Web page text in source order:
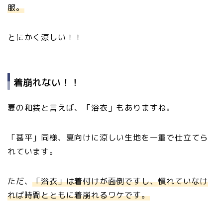
服。
とにかく涼しい！！
着崩れない！！
夏の和装と言えば、「浴衣」もありますね。
「甚平」同様、夏向けに涼しい生地を一重で仕立てら
れています。
ただ、「浴衣」は着付けが面倒ですし、慣れていなけ
れば時間とともに着崩れるワケです。